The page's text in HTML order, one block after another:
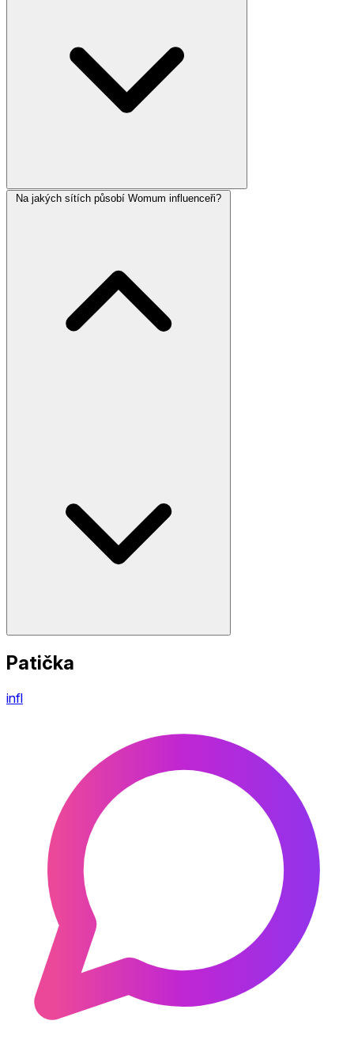
Na jakých sítích působí Womum influenceři?
Patička
infl